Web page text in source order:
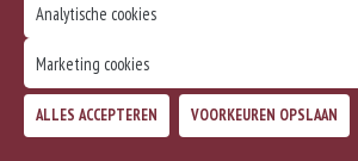
Analytische cookies
Marketing cookies
ALLES ACCEPTEREN VOORKEUREN OPSLAAN